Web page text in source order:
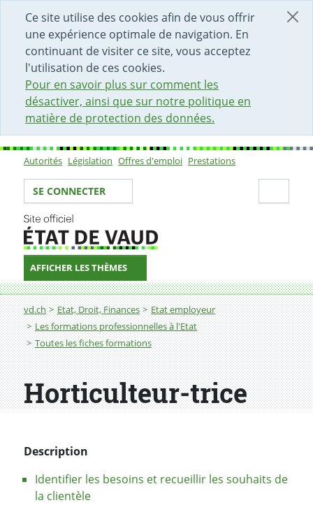
Ce site utilise des cookies afin de vous offrir
une expérience optimale de navigation. En
continuant de visiter ce site, vous acceptez
l'utilisation de ces cookies.
Pour en savoir plus sur comment les
désactiver, ainsi que sur notre politique en
matière de protection des données.
DÉBUT DU CONTENU DE LA PAGE
ACCÈS AU CHAMP DE RECHERCHE
PAGE D'ACCUEIL
FORMULAIRE DE CONTACT
Sous-navigation
Autorités Législation Offres d'emploi Prestations
Votre identité
SE CONNECTER
AFFICHER LES THÈMES
Fil d'Ariane
vd.ch Etat, Droit, Finances
Etat employeur
Les formations professionnelles à l'Etat
Toutes les fiches formations
Horticulteur-trice
Horticulteur-trice
Description
Identifier les besoins et recueillir les souhaits de
la clientèle